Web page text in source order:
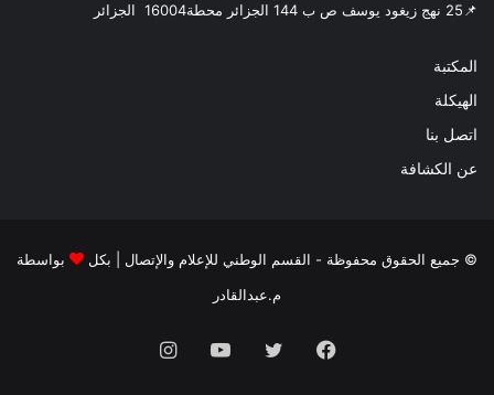
📌‎25 نهج زيغود يوسف ص ب 144 الجزائر محطة‎ 16004 الجزائر
المكتبة
الهيكلة
اتصل بنا
عن الكشافة
© جميع الحقوق محفوظة - القسم الوطني للإعلام والإتصال | بكل
بواسطة
م.عبدالقادر
فيسبوك تويتر يوتيوب